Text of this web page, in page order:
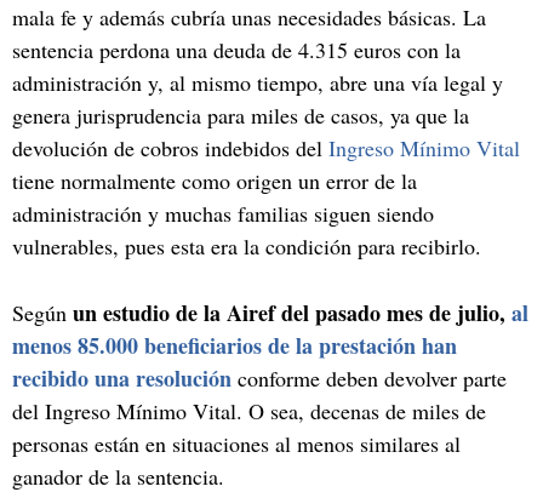
mala fe y además cubría unas necesidades básicas. La
sentencia perdona una deuda de 4.315 euros con la
administración y, al mismo tiempo, abre una vía legal y
genera jurisprudencia para miles de casos, ya que la
devolución de cobros indebidos del Ingreso Mínimo Vital
tiene normalmente como origen un error de la
administración y muchas familias siguen siendo
vulnerables, pues esta era la condición para recibirlo.
Según un estudio de la Airef del pasado mes de julio, al
menos 85.000 beneficiarios de la prestación han
recibido una resolución conforme deben devolver parte
del Ingreso Mínimo Vital. O sea, decenas de miles de
personas están en situaciones al menos similares al
ganador de la sentencia.